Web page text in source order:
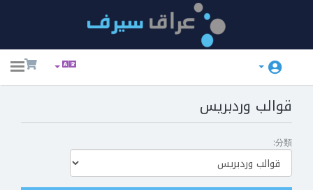
قوالب وردبريس
分類: